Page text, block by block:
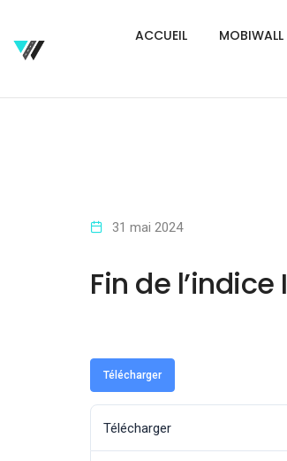
ACCUEIL MOBIWALL
31 mai 2024
Fin de l’indice I
Télécharger
Télécharger